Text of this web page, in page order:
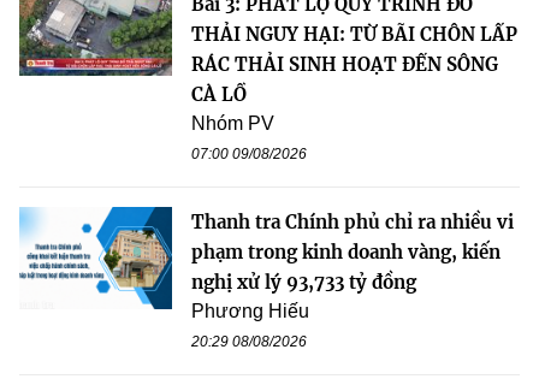
Bài 3: PHÁT LỘ QUY TRÌNH ĐỔ
THẢI NGUY HẠI: TỪ BÃI CHÔN LẤP
RÁC THẢI SINH HOẠT ĐẾN SÔNG
CÀ LỒ
Nhóm PV
07:00 09/08/2026
Thanh tra Chính phủ chỉ ra nhiều vi
phạm trong kinh doanh vàng, kiến
nghị xử lý 93,733 tỷ đồng
Phương Hiếu
20:29 08/08/2026